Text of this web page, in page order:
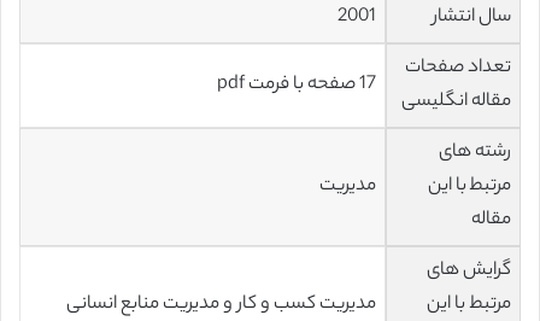
سال انتشار
2001
تعداد صفحات
مقاله انگلیسی
17 صفحه با فرمت pdf
رشته های
مرتبط با این
مقاله
مدیریت
گرایش های
مرتبط با این
مدیریت کسب و کار و مدیریت منابع انسانی